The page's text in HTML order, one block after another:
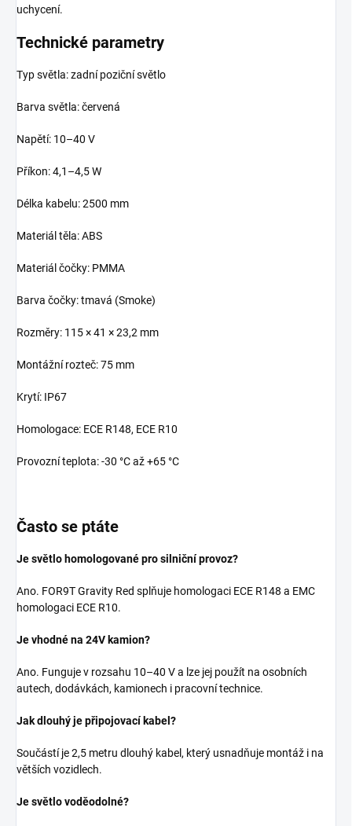
uchycení.
Technické parametry
Typ světla: zadní poziční světlo
Barva světla: červená
Napětí: 10–40 V
Příkon: 4,1–4,5 W
Délka kabelu: 2500 mm
Materiál těla: ABS
Materiál čočky: PMMA
Barva čočky: tmavá (Smoke)
Rozměry: 115 × 41 × 23,2 mm
Montážní rozteč: 75 mm
Krytí: IP67
Homologace: ECE R148, ECE R10
Provozní teplota: -30 °C až +65 °C
Často se ptáte
Je světlo homologované pro silniční provoz?
Ano. FOR9T Gravity Red splňuje homologaci ECE R148 a EMC
homologaci ECE R10.
Je vhodné na 24V kamion?
Ano. Funguje v rozsahu 10–40 V a lze jej použít na osobních
autech, dodávkách, kamionech i pracovní technice.
Jak dlouhý je připojovací kabel?
Součástí je 2,5 metru dlouhý kabel, který usnadňuje montáž i na
větších vozidlech.
Je světlo voděodolné?